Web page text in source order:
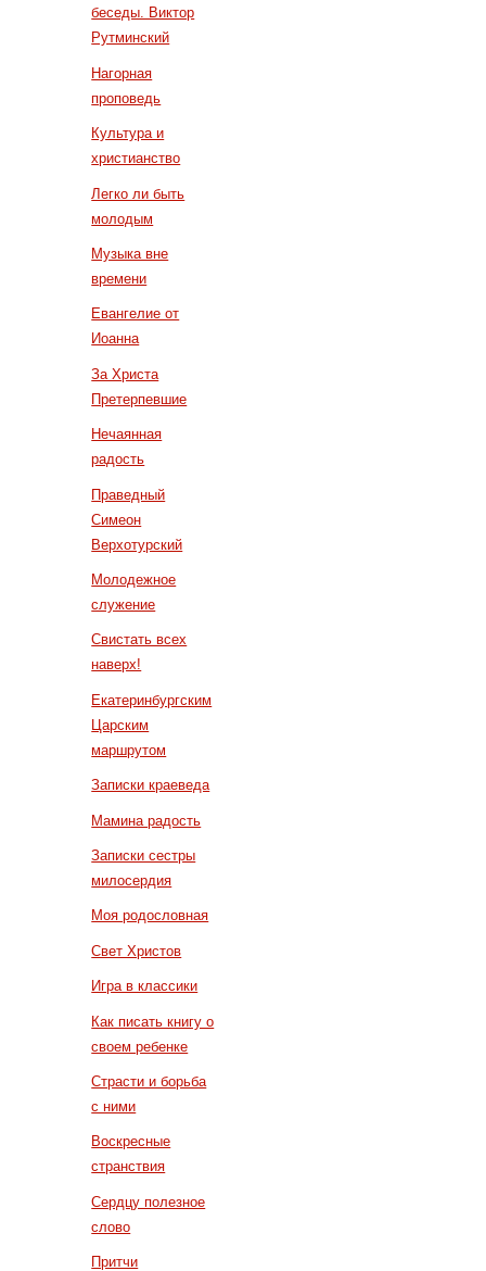
беседы. Виктор
Рутминский
Нагорная
проповедь
Культура и
христианство
Легко ли быть
молодым
Музыка вне
времени
Евангелие от
Иоанна
За Христа
Претерпевшие
Нечаянная
радость
Праведный
Симеон
Верхотурский
Молодежное
служение
Свистать всех
наверх!
Екатеринбургским
Царским
маршрутом
Записки краеведа
Мамина радость
Записки сестры
милосердия
Моя родословная
Свет Христов
Игра в классики
Как писать книгу о
своем ребенке
Страсти и борьба
с ними
Воскресные
странствия
Сердцу полезное
слово
Притчи